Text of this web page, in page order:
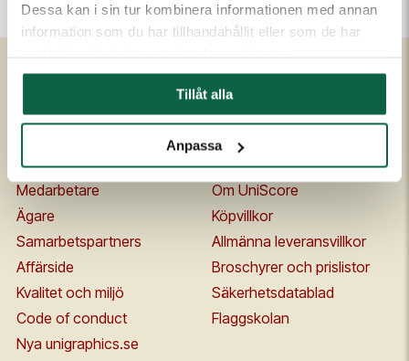
Dessa kan i sin tur kombinera informationen med annan
information som du har tillhandahållit eller som de har
Tillåt alla
Anpassa
Historia
Medarbetare
Ägare
Samarbetspartners
Affärside
Kvalitet och miljö
Code of conduct
Nya unigraphics.se
Kundservice
Kontakta oss
FAQ
Om UniScore
Köpvillkor
Allmänna leveransvillkor
Broschyrer och prislistor
Säkerhetsdatablad
Flaggskolan